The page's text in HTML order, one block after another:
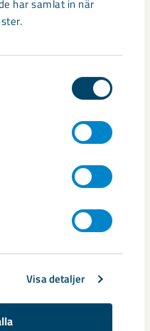
har samlat in när
Visa detaljer